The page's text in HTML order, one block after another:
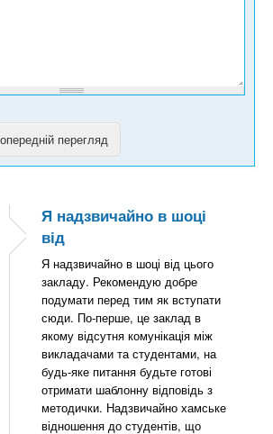
Я надзвичайно в шоці
від
Я надзвичайно в шоці від цього
закладу. Рекомендую добре
подумати перед тим як вступати
сюди. По-перше, це заклад в
якому відсутня комунікація між
викладачами та студентами, на
будь-яке питання будьте готові
отримати шаблонну відповідь з
методички. Надзвичайно хамське
відношення до студентів, що